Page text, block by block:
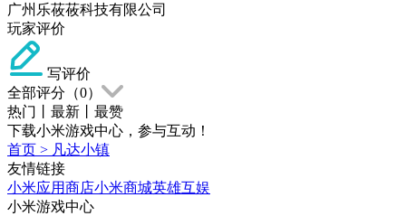
广州乐莜莜科技有限公司
玩家评价
写评价
全部评分（0）
热门
最新
最赞
下载小米游戏中心，参与互动！
首页 > 凡达小镇
友情链接
小米应用商店小米商城英雄互娱
小米游戏中心